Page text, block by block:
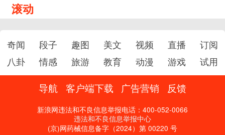
滚动
奇闻 段子 趣图 美文 视频 直播
订阅
八卦
情感 旅游 教育 动漫 游戏 试用
导航 客户端下载 广告营销 反馈
新浪网违法和不良信息举报电话：400-052-0066
违法和不良信息举报中心
(京)网药械信息备字（2024）第 00220 号